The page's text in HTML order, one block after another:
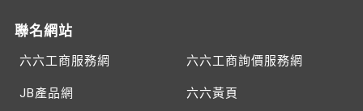
聯名網站
六六工商服務網 六六工商詢價服務網
JB產品網 六六黃頁